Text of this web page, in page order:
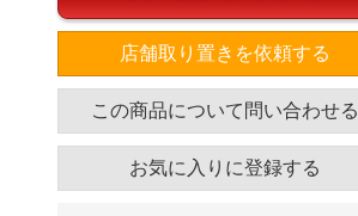
店舗取り置きを依頼する
この商品について問い合わせる
お気に入りに登録する